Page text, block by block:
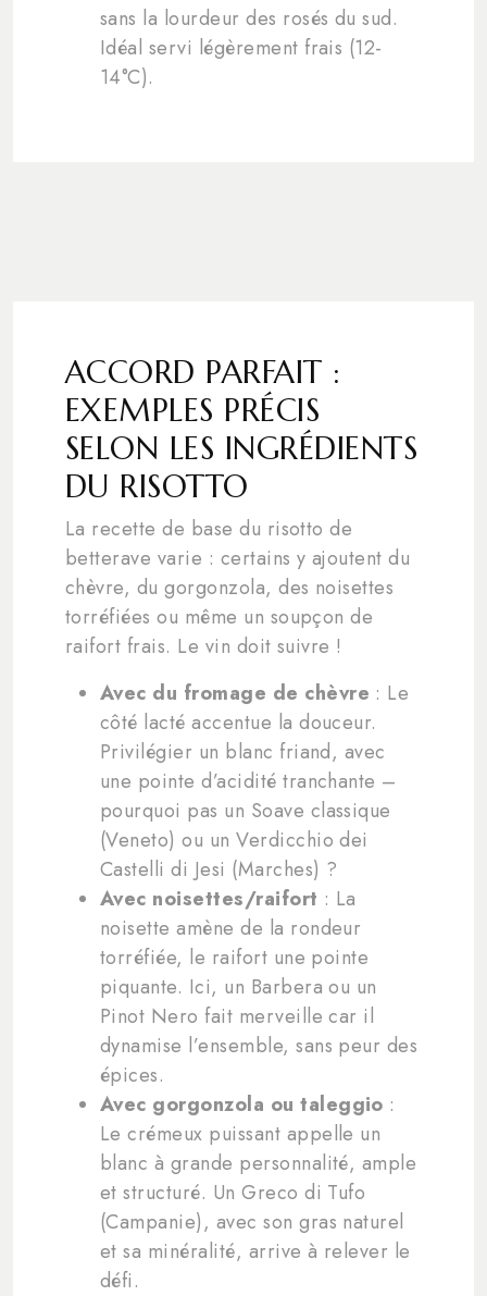
sans la lourdeur des rosés du sud.
Idéal servi légèrement frais (12-
14°C).
ACCORD PARFAIT :
EXEMPLES PRÉCIS
SELON LES INGRÉDIENTS
DU RISOTTO
La recette de base du risotto de
betterave varie : certains y ajoutent du
chèvre, du gorgonzola, des noisettes
torréfiées ou même un soupçon de
raifort frais. Le vin doit suivre !
Avec du fromage de chèvre : Le
côté lacté accentue la douceur.
Privilégier un blanc friand, avec
une pointe d’acidité tranchante –
pourquoi pas un Soave classique
(Veneto) ou un Verdicchio dei
Castelli di Jesi (Marches) ?
Avec noisettes/raifort : La
noisette amène de la rondeur
torréfiée, le raifort une pointe
piquante. Ici, un Barbera ou un
Pinot Nero fait merveille car il
dynamise l’ensemble, sans peur des
épices.
Avec gorgonzola ou taleggio :
Le crémeux puissant appelle un
blanc à grande personnalité, ample
et structuré. Un Greco di Tufo
(Campanie), avec son gras naturel
et sa minéralité, arrive à relever le
défi.